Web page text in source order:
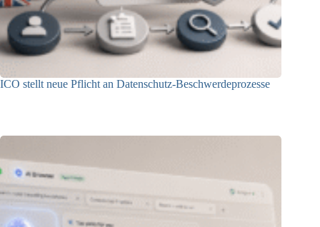
ICO stellt neue Pflicht an Datenschutz-Beschwerdeprozesse